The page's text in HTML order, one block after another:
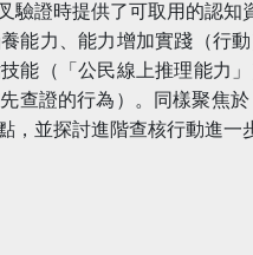
驗證時提供了可取用的認知
能力、能力增加實踐（行
能（「公民線上推理能力
查證的行為）。同樣聚焦
，並探討進階查核行動進一